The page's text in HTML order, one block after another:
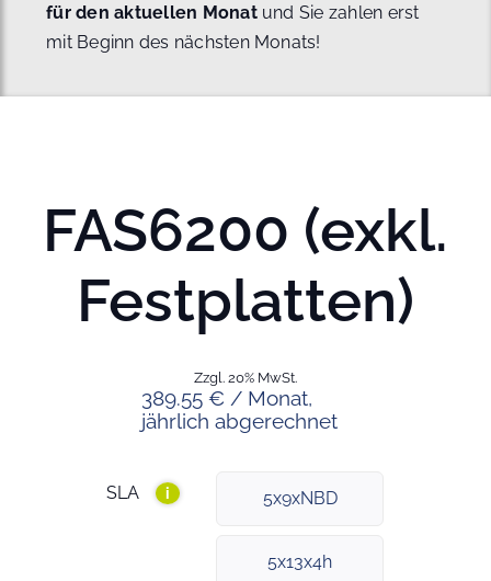
für den aktuellen Monat und Sie zahlen erst
mit Beginn des nächsten Monats!
FAS6200 (exkl.
Festplatten)
389.55 € / Monat,
jährlich abgerechnet
Zzgl. 20% MwSt.
SLA i 5x9xNBD
5x13x4h